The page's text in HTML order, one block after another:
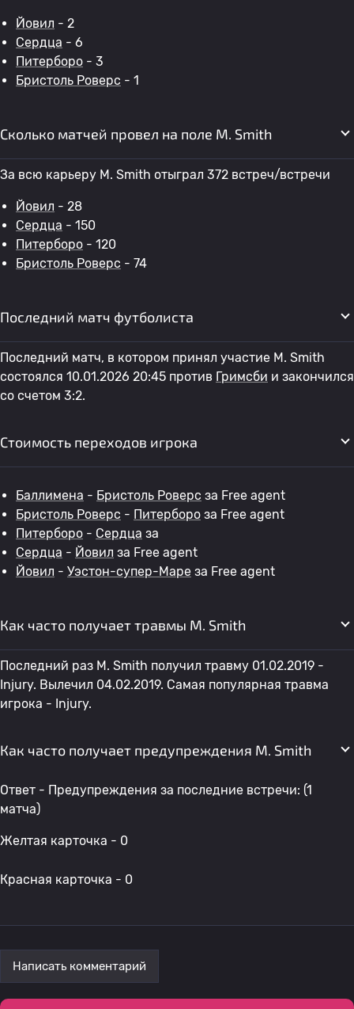
Йовил - 2
Сердца - 6
Питерборо - 3
Бристоль Роверс - 1
Сколько матчей провел на поле M. Smith
За всю карьеру M. Smith отыграл 372 встреч/встречи
Йовил - 28
Сердца - 150
Питерборо - 120
Бристоль Роверс - 74
Последний матч футболиста
Последний матч, в котором принял участие M. Smith
состоялся 10.01.2026 20:45 против Гримсби и закончился
со счетом 3:2.
Стоимость переходов игрока
Баллимена - Бристоль Роверс за Free agent
Бристоль Роверс - Питерборо за Free agent
Питерборо - Сердца за
Сердца - Йовил за Free agent
Йовил - Уэстон-супер-Маре за Free agent
Как часто получает травмы M. Smith
Последний раз M. Smith получил травму 01.02.2019 -
Injury. Вылечил 04.02.2019. Самая популярная травма
игрока - Injury.
Как часто получает предупреждения M. Smith
Ответ - Предупреждения за последние встречи: (1
матча)
Желтая карточка - 0
Красная карточка - 0
Написать комментарий